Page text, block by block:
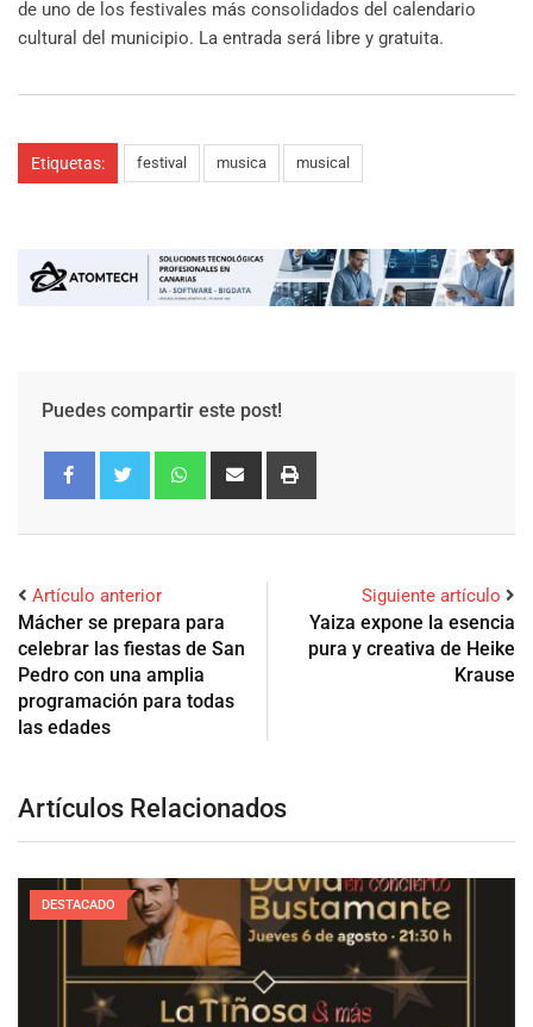
de uno de los festivales más consolidados del calendario
cultural del municipio. La entrada será libre y gratuita.
Etiquetas: festival musica musical
Puedes compartir este post!
Artículo anterior
Mácher se prepara para
celebrar las fiestas de San
Pedro con una amplia
programación para todas
las edades
Siguiente artículo
Yaiza expone la esencia
pura y creativa de Heike
Krause
Artículos Relacionados
DESTACADO